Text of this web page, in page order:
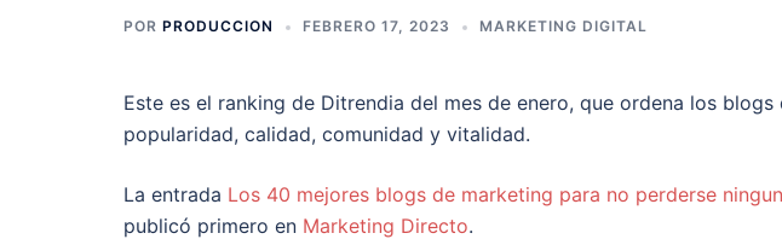
POR PRODUCCION FEBRERO 17, 2023 MARKETING DIGITAL
Este es el ranking de Ditrendia del mes de enero, que ordena los
popularidad, calidad, comunidad y vitalidad.
La entrada Los 40 mejores blogs de marketing para no perderse
publicó primero en Marketing Directo.